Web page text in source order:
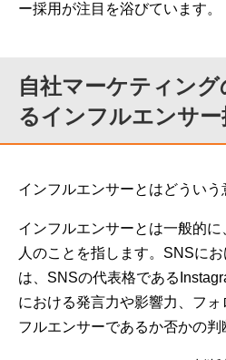
ー採用が注目を浴びています。
自社マーケティン
るインフルエンサー
インフルエンサーとはどういう
インフルエンサーとは一般的
人のことを指します。SNSに
は、SNSの代表格である
における発言力や影響力、フ
フルエンサーであるか否かの判